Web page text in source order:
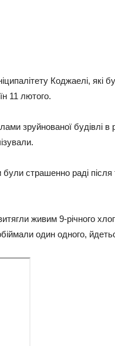
Коджаелі, які
11 лютого.
зруйнованої будівлі в
страшенно раді
живим 9-річного
один одного,